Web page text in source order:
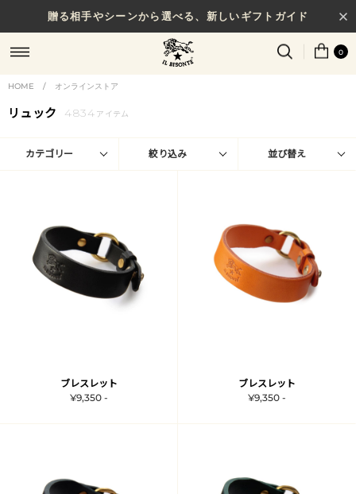
贈る相手やシーンから選べる、新しいギフトガイド
0
HOME / オンラインストア
リュック 4834 アイテム
カテゴリー 絞り込み 並び替え
ブレスレット
¥9,350 -
ブレスレット
¥9,350 -